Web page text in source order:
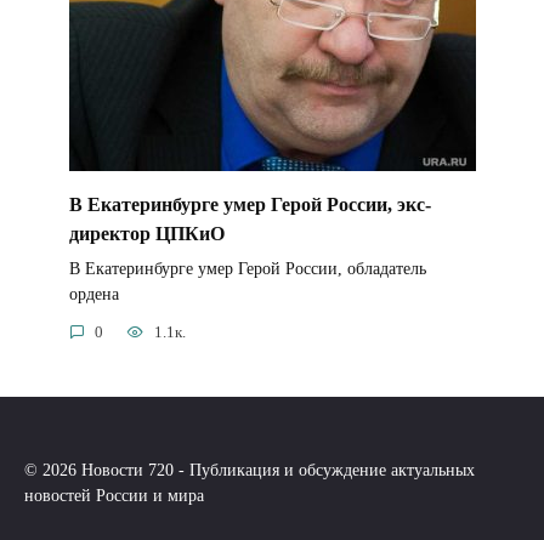
В Екатеринбурге умер Герой России, экс-
директор ЦПКиО
В Екатеринбурге умер Герой России, обладатель
ордена
0 1.1к.
© 2026 Новости 720 - Публикация и обсуждение актуальных
новостей России и мира